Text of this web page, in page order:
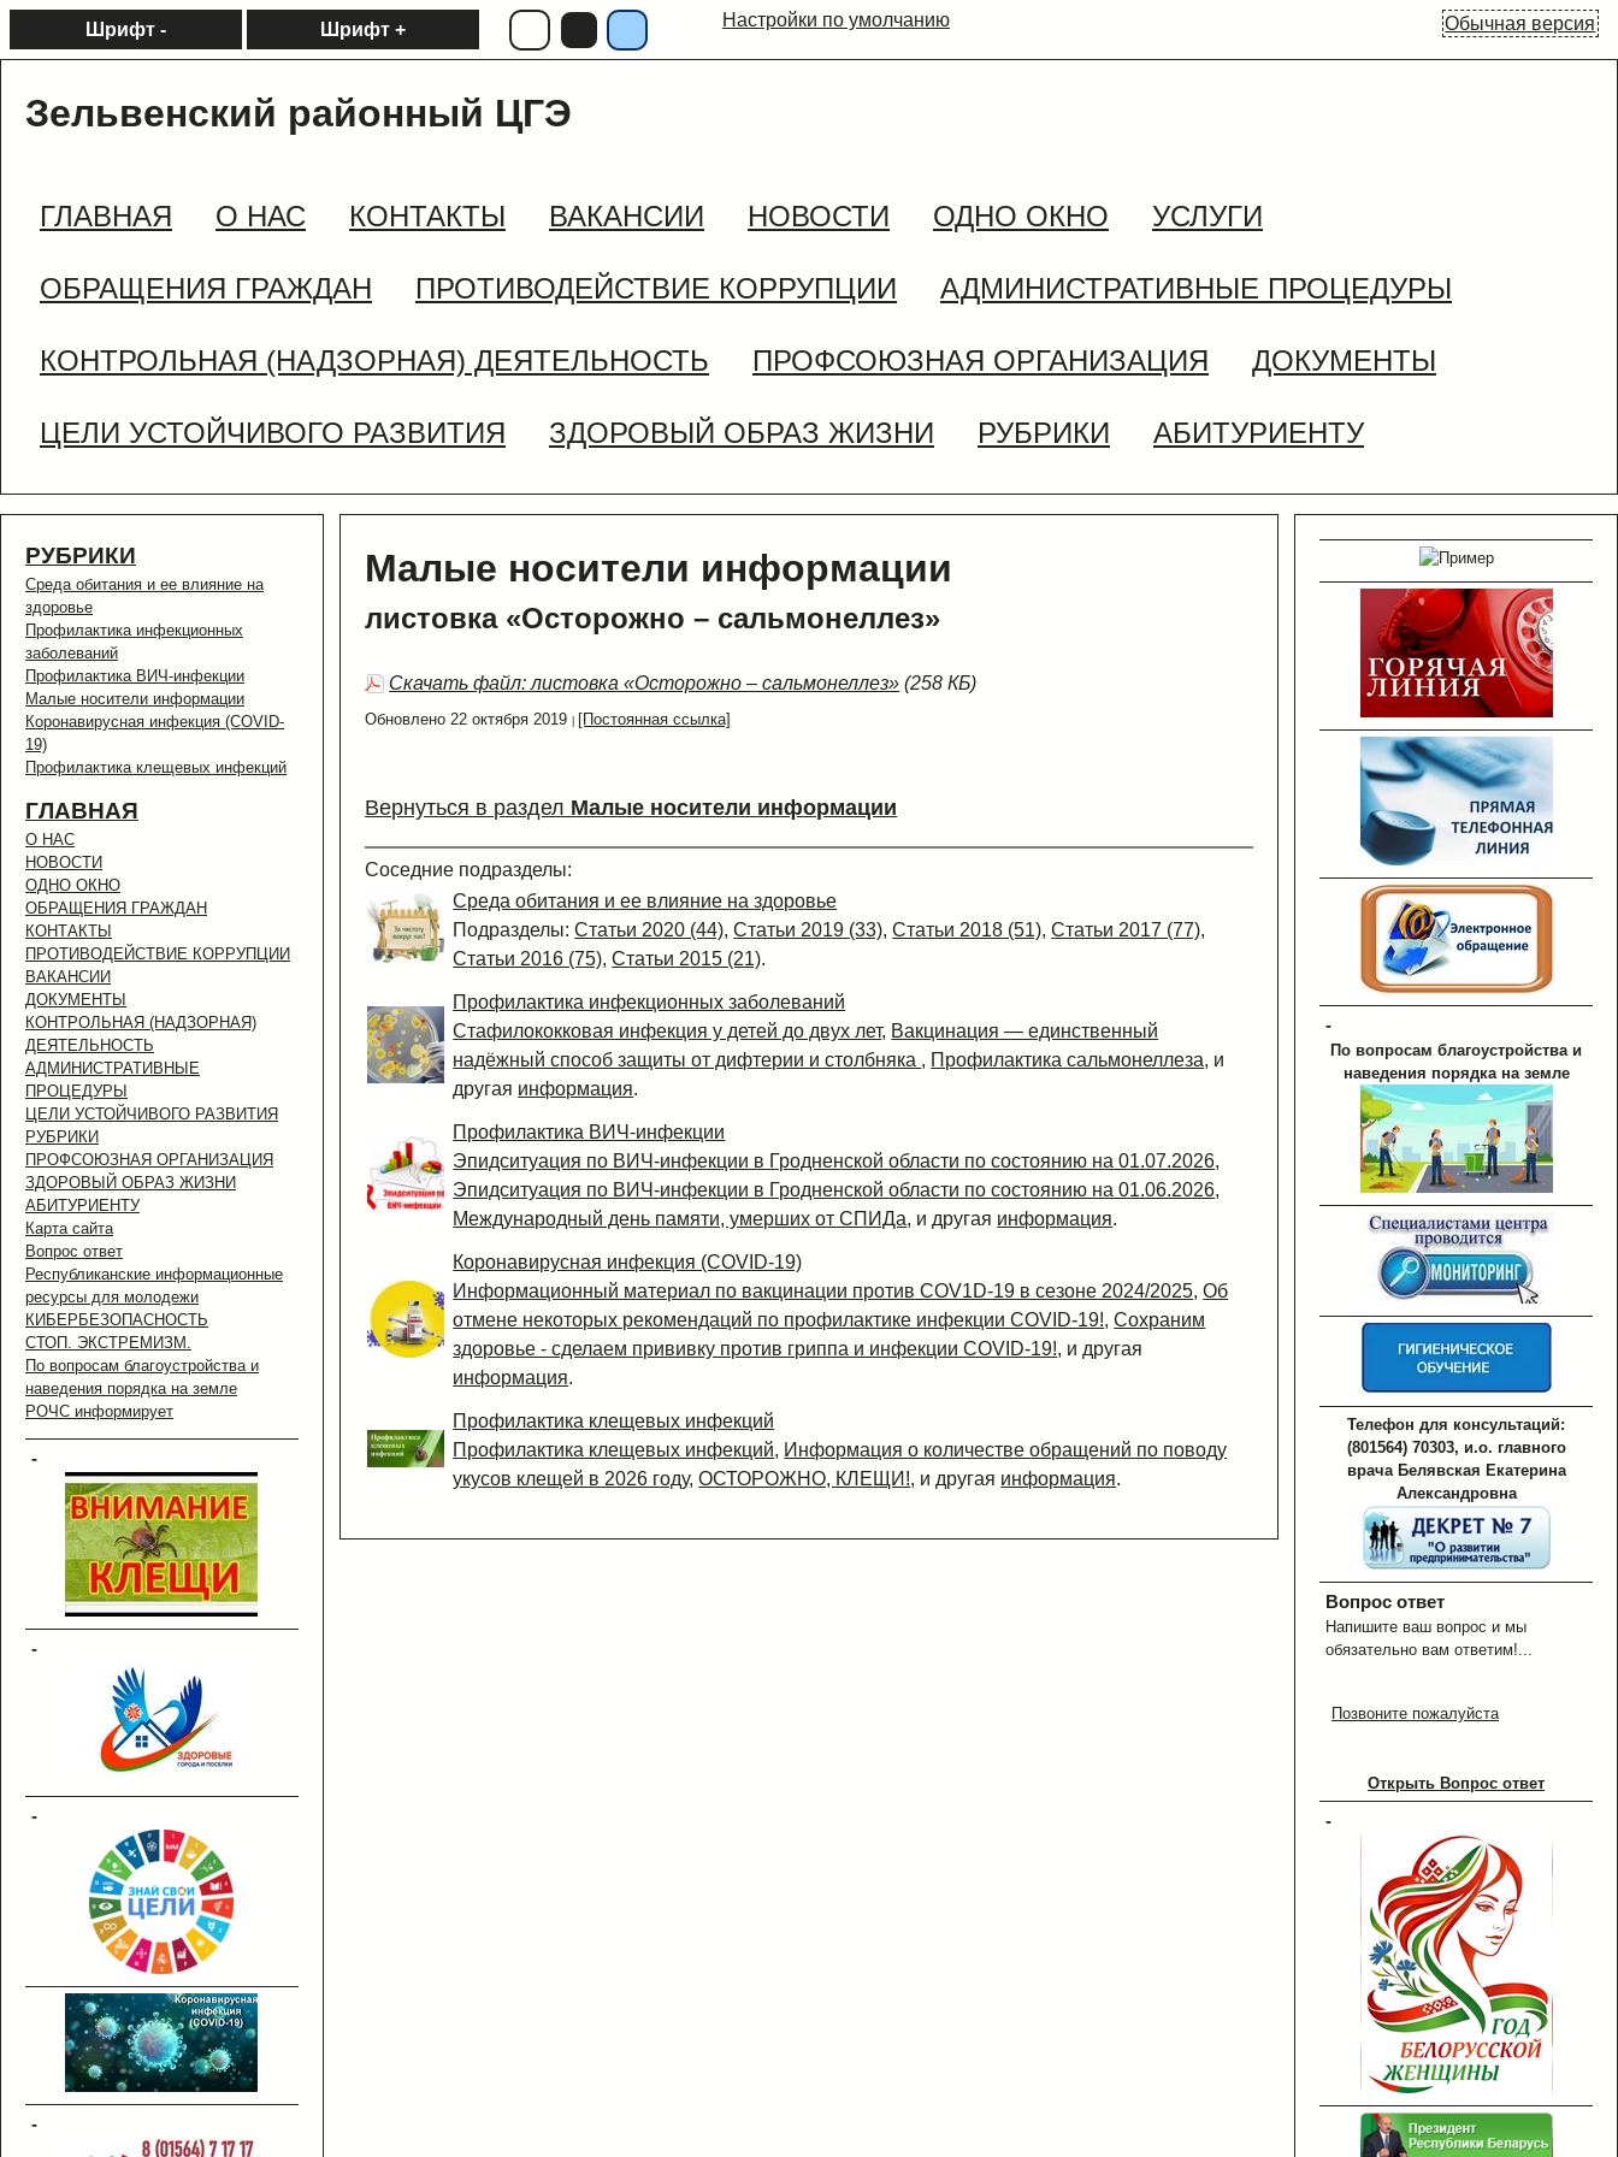
Обычная версия
Шрифт - Шрифт + Настройки по умолчанию
Зельвенский районный ЦГЭ
ГЛАВНАЯ О НАС КОНТАКТЫ ВАКАНСИИ НОВОСТИ ОДНО ОКНО УСЛУГИ
ОБРАЩЕНИЯ ГРАЖДАН ПРОТИВОДЕЙСТВИЕ КОРРУПЦИИ АДМИНИСТРАТИВНЫЕ ПРОЦЕДУРЫ
КОНТРОЛЬНАЯ (НАДЗОРНАЯ) ДЕЯТЕЛЬНОСТЬ ПРОФСОЮЗНАЯ ОРГАНИЗАЦИЯ ДОКУМЕНТЫ
ЦЕЛИ УСТОЙЧИВОГО РАЗВИТИЯ ЗДОРОВЫЙ ОБРАЗ ЖИЗНИ РУБРИКИ АБИТУРИЕНТУ
РУБРИКИ
Среда обитания и ее влияние на
здоровье
Профилактика инфекционных
заболеваний
Профилактика ВИЧ-инфекции
Малые носители информации
Коронавирусная инфекция (COVID-
19)
Профилактика клещевых инфекций
ГЛАВНАЯ
О НАС
НОВОСТИ
ОДНО ОКНО
ОБРАЩЕНИЯ ГРАЖДАН
КОНТАКТЫ
ПРОТИВОДЕЙСТВИЕ КОРРУПЦИИ
ВАКАНСИИ
ДОКУМЕНТЫ
КОНТРОЛЬНАЯ (НАДЗОРНАЯ)
ДЕЯТЕЛЬНОСТЬ
АДМИНИСТРАТИВНЫЕ
ПРОЦЕДУРЫ
ЦЕЛИ УСТОЙЧИВОГО РАЗВИТИЯ
РУБРИКИ
ПРОФСОЮЗНАЯ ОРГАНИЗАЦИЯ
ЗДОРОВЫЙ ОБРАЗ ЖИЗНИ
АБИТУРИЕНТУ
Карта сайта
Вопрос ответ
Республиканские информационные
ресурсы для молодежи
КИБЕРБЕЗОПАСНОСТЬ
СТОП. ЭКСТРЕМИЗМ.
По вопросам благоустройства и
наведения порядка на земле
РОЧС информирует
-
-
-
-
Малые носители информации
листовка «Осторожно – сальмонеллез»
Скачать файл: листовка «Осторожно – сальмонеллез» (258 КБ)
Обновлено 22 октября 2019 [Постоянная ссылка]
Вернуться в раздел Малые носители информации
Соседние подразделы:
Среда обитания и ее влияние на здоровье
Подразделы:Статьи 2020 (44),Статьи 2019 (33),Статьи 2018 (51),Статьи 2017 (77),
Статьи 2016 (75),Статьи 2015 (21).
Профилактика инфекционных заболеваний
Стафилококковая инфекция у детей до двух лет, Вакцинация — единственный
надёжный способ защиты от дифтерии и столбняка , Профилактика сальмонеллеза, и
другая информация.
Профилактика ВИЧ-инфекции
Эпидситуация по ВИЧ-инфекции в Гродненской области по состоянию на 01.07.2026,
Эпидситуация по ВИЧ-инфекции в Гродненской области по состоянию на 01.06.2026,
Международный день памяти, умерших от СПИДа, и другая информация.
Коронавирусная инфекция (COVID-19)
Информационный материал по вакцинации против COV1D-19 в сезоне 2024/2025,Об
отмене некоторых рекомендаций по профилактике инфекции COVID-19!,Сохраним
здоровье - сделаем прививку против гриппа и инфекции COVID-19!, и другая
информация.
Профилактика клещевых инфекций
Профилактика клещевых инфекций, Информация о количестве обращений по поводу
укусов клещей в 2026 году,ОСТОРОЖНО, КЛЕЩИ!, и другая информация.
-
По вопросам благоустройства и
наведения порядка на земле
Телефон для консультаций:
(801564) 70303, и.о. главного
врача Белявская Екатерина
Александровна
Вопрос ответ
Напишите ваш вопрос и мы
обязательно вам ответим!...
Позвоните пожалуйста
Открыть Вопрос ответ
-